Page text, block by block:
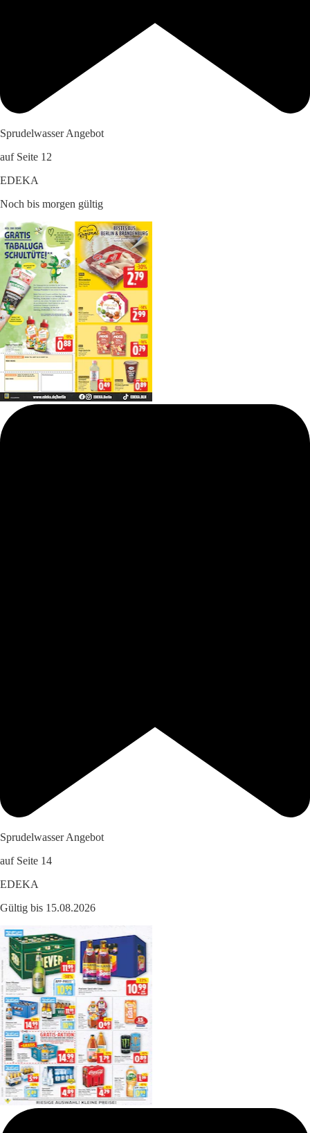
Sprudelwasser Angebot
auf Seite 12
EDEKA
Noch bis morgen gültig
Sprudelwasser Angebot
auf Seite 14
EDEKA
Gültig bis 15.08.2026